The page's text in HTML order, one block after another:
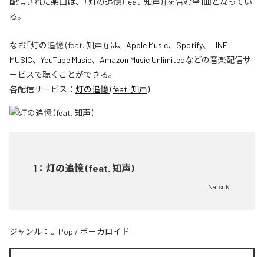
る。
なお「灯の追憶 (feat. 知声)」は、 Apple Music、 Spotify、 LINE
MUSIC、 YouTube Music、 Amazon Music Unlimitedなどの音楽配信サ
ービスで聴くことができる。
各配信サービス： 灯の追憶 (feat. 知声)
1 ： 灯の追憶 (feat. 知声)
Natsuki
ジャンル： J-Pop / ボーカロイド